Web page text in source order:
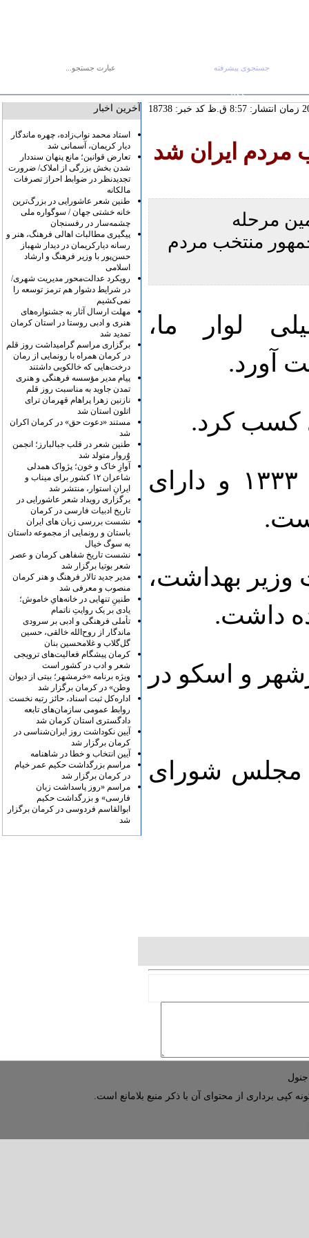
جستجوی پیشرفته
RSS
کد خبر: 18738
مردم ایران شد
مرحله
منتخب مردم
لوار ما،
نهمین رئیس‌جمهور ایران، متولد ۱۳۳۳ و دارای
۱۳۸۰ تا ۱۳۸۴ سمت وزیر بهداشت،
داشت.
و اسکو در
مجلس شورای
آخرین اخبار
استاد محمد نواب‌زاده، چهره ماندگار
دیار کریمان، آسمانی شد
تعارض قوانین؛ مانع پنهان سنددار
شدن بخش بزرگی از املاک/ ضرورت
تجدیدنظر در ضوابط احراز تصرفات
مالکانه
طنین شعر عاشورایی در بزرگ‌ترین
خانه خشتی جهان / سوگواره ملی
چشمه‌سار در رفسنجان
پیگیری مطالبات اهالی فرهنگ، هنر و
رسانه دیارکریمان در دیدار شهباز
حسن‌پور با وزیر فرهنگ و ارشاد
اسلامی
رویکرد عدالت‌محور مدیریت شهری/
در شرایط دشوار هم ترمز توسعه را
نمی‌کشیم
مهلت ارسال آثار به جشنواره‌های
هنری و ادبی روستا در استان کرمان
تمدید شد
برگزاری مراسم گرامیداشت روز قلم
در کرمان همراه با رونمایی از رمان
درخت‌هایی که خالکوبی داشتند
پیام مدیر مؤسسه فرهنگی و هنری
تمدن جاوید به مناسبت روز قلم
نازنین زهرا پراهام قهرمان ترای
اتلون استان شد
مستند «دعوت حق» در کرمان اکران
شد
طنین شعر در قلب جبالبارز؛ انجمن
وُروار متولد شد
آوازِ خاک و خون؛ پژواک همدلی
شاعران ۱۲ کشور برای میناب و
ایرانِ استوار، منتشر شد
برگزاری رویداد شعر عاشورایی در
تاریخ ادبیات فارسی در کرمان
نشست بررسی زبان های ایران
باستان و رونمایی از مجموعه داستان
به سوگ خیال
نشست تاریخ شفاهی کرمان و عصر
شعر بوتیا برگزار شد
مدیر جدید تالار فرهنگ و هنر کرمان
منصوب و معرفی شد
طنینِ تنهایی در خانه‌هایِ خاموش؛
یادی بر یک روایتِ ناتمام
تأملی فرهنگی و ادبی بر سرودی
ماندگار از روح‌الله خالقی، حسین
گل‌گلاب و غلامحسین بنان
کرمان پیشگام فعالیت‌های ترویجی
شعر و ادب در کشور است
ویژه برنامه «خرمشهر؛ بیتی از دیوان
وطن» در کرمان برگزار شد
اداره‌کل ثبت اسناد، حائز رتبه نخست
روابط عمومی سازمان‌های تابعه
دادگستری استان کرمان شد
آیین نکوداشت روز ایران‌شناسی در
کرمان برگزار شد
آیین انتخاب و خطا در شاهنامه
مراسم بزرگداشت حکیم عمر خیام
در کرمان برگزار شد
مراسم «روز پاسداشت زبان
فارسی» و بزرگداشت حکیم
ابوالقاسم فردوسی در کرمان برگزار
شد
کپی برداری از محتوای آن با ذکر منبع بلامانع است.